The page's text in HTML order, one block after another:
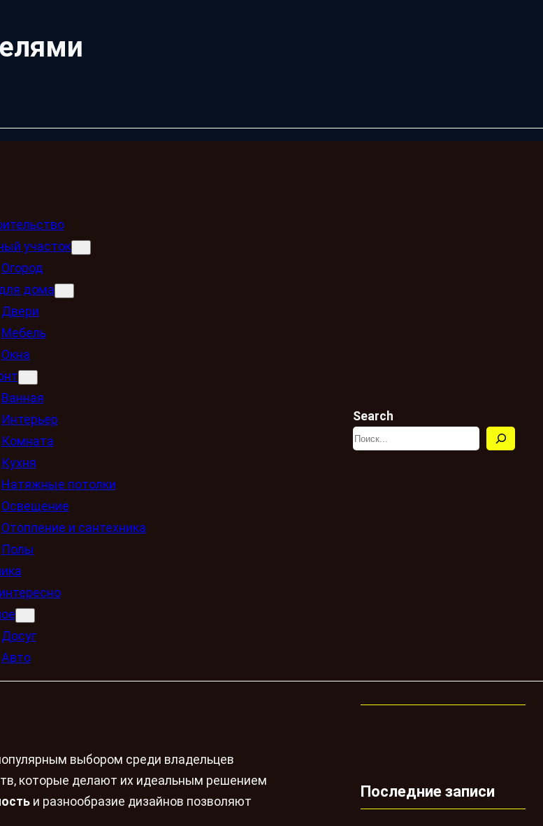
участок
Огород
дома
Двери
Мебель
Окна
Ванная
Интерьер
Комната
Кухня
Натяжные потолки
Освещение
Отопление и сантехника
Полы
Досуг
Авто
Search
выбором среди владельцев
которые делают их идеальным решением
и разнообразие дизайнов позволяют
Последние записи